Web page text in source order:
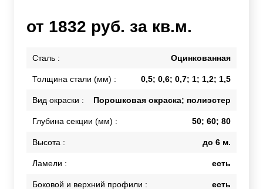
от 1832 руб. за кв.м.
Сталь : Оцинкованная
Толщина стали (мм) : 0,5; 0,6; 0,7; 1; 1,2; 1,5
Вид окраски : Порошковая окраска; полиэстер
Глубина секции (мм) : 50; 60; 80
Высота : до 6 м.
Ламели : есть
Боковой и верхний профили : есть